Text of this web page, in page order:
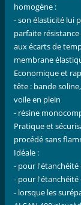
homogène :
- son élasticité lui
parfaite
aux écarts de
membrane
Economique et
tête : bande
voile en plein
- résine
Pratique et
procédé sans
Idéale :
- pour l'étanchéité
- pour l'étanchéité
- lorsque les